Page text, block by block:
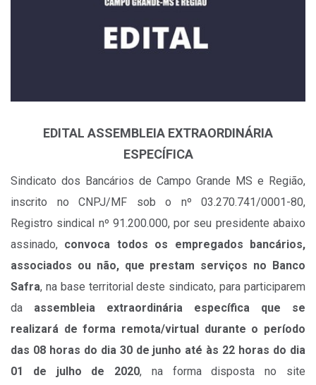
EDITAL ASSEMBLEIA EXTRAORDINÁRIA
ESPECÍFICA
Sindicato dos Bancários de Campo Grande MS e Região,
inscrito no CNPJ/MF sob o nº 03.270.741/0001-80,
Registro sindical nº 91.200.000, por seu presidente abaixo
assinado, convoca todos os empregados bancários,
associados ou não, que prestam serviços no Banco
Safra, na base territorial deste sindicato, para participarem
da assembleia extraordinária específica que se
realizará de forma remota/virtual durante o período
das 08 horas do dia 30 de junho até às 22 horas do dia
01 de julho de 2020, na forma disposta no site